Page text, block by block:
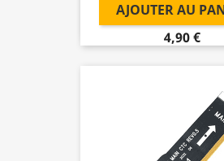
AJOUTER AU
4,90 €